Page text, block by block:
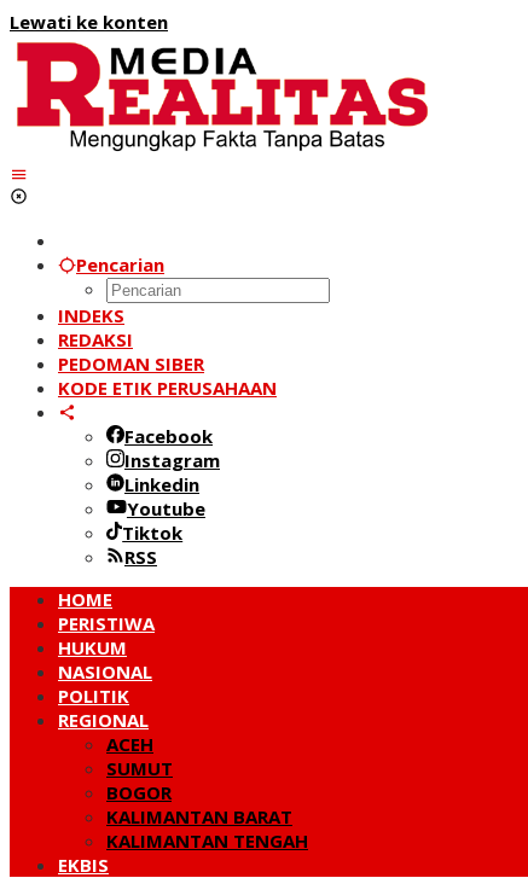
Lewati ke konten
Pencarian
INDEKS
REDAKSI
PEDOMAN SIBER
KODE ETIK PERUSAHAAN
Facebook
Instagram
Linkedin
Youtube
Tiktok
RSS
HOME
PERISTIWA
HUKUM
NASIONAL
POLITIK
REGIONAL
ACEH
SUMUT
BOGOR
KALIMANTAN BARAT
KALIMANTAN TENGAH
EKBIS